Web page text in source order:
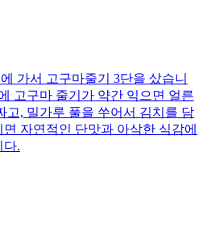
가서 고구마줄기 3단을 샀습니
고구마 줄기가 약간 익으면 얼른
고, 밀가루 풀을 쑤어서 김치를 담
자연적인 단맛과 아삭한 식감에
다.